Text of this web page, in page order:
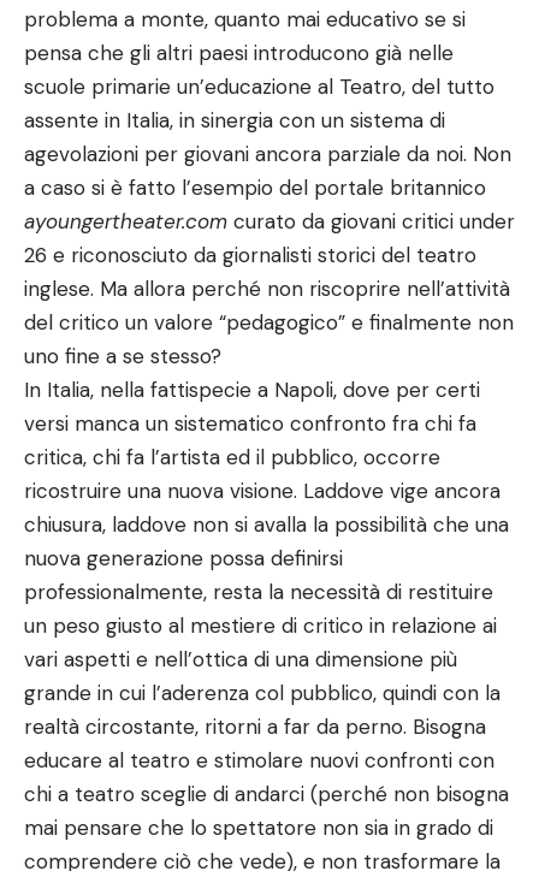
problema a monte, quanto mai educativo se si
pensa che gli altri paesi introducono già nelle
scuole primarie un’educazione al Teatro, del tutto
assente in Italia, in sinergia con un sistema di
agevolazioni per giovani ancora parziale da noi. Non
a caso si è fatto l’esempio del portale britannico
ayoungertheater.com curato da giovani critici under
26 e riconosciuto da giornalisti storici del teatro
inglese. Ma allora perché non riscoprire nell’attività
del critico un valore “pedagogico” e finalmente non
uno fine a se stesso?
In Italia, nella fattispecie a Napoli, dove per certi
versi manca un sistematico confronto fra chi fa
critica, chi fa l’artista ed il pubblico, occorre
ricostruire una nuova visione. Laddove vige ancora
chiusura, laddove non si avalla la possibilità che una
nuova generazione possa definirsi
professionalmente, resta la necessità di restituire
un peso giusto al mestiere di critico in relazione ai
vari aspetti e nell’ottica di una dimensione più
grande in cui l’aderenza col pubblico, quindi con la
realtà circostante, ritorni a far da perno. Bisogna
educare al teatro e stimolare nuovi confronti con
chi a teatro sceglie di andarci (perché non bisogna
mai pensare che lo spettatore non sia in grado di
comprendere ciò che vede), e non trasformare la